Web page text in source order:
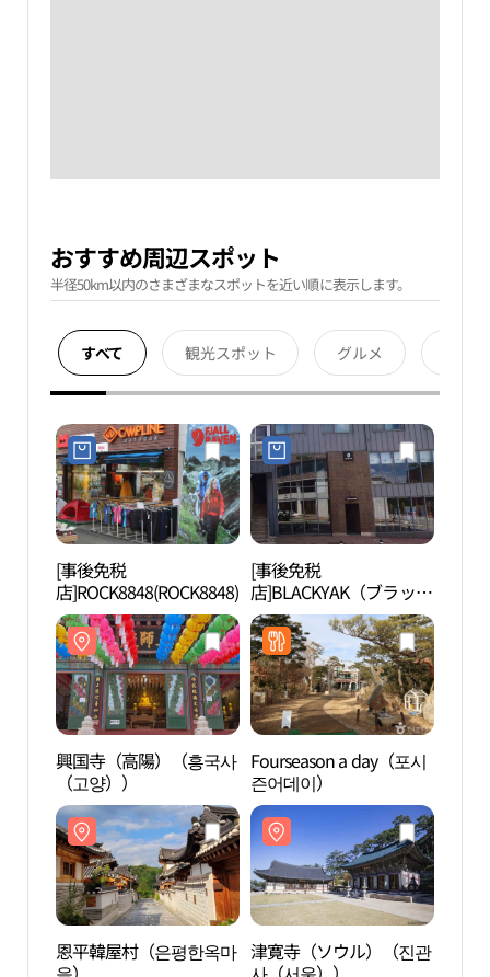
おすすめ周辺スポット
半径50km以内のさまざまなスポットを近い順に表示します。
すべて 観光スポット グルメ
[事後免税
店]ROCK8848(ROCK8848)
[事後免税
店]BLACKYAK（ブラック
ヤク）ベースキャンプ・
プカンサン（北漢山）店
(블랙야크 베이스캠프 북
한산점)
興国寺（高陽）（흥국사
（고양））
Fourseason a day（포시
즌어데이）
恩平韓屋村（은평한옥마 津寛寺（ソウル）（진관